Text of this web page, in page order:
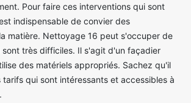
Pour faire ces interventions qui sont
indispensable de convier des
matière. Nettoyage 16 peut s'occuper de
très difficiles. Il s'agit d'un façadier
des matériels appropriés. Sachez qu'il
qui sont intéressants et accessibles à